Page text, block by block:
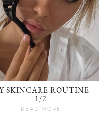
SKINCARE ROUTINE
1/2
READ MORE